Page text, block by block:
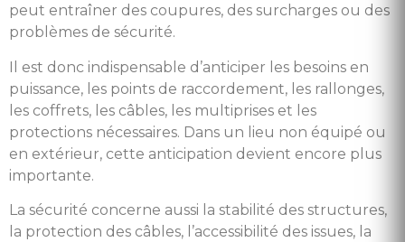
peut entraîner des coupures, des surcharges ou des
problèmes de sécurité.
Il est donc indispensable d’anticiper les besoins en
puissance, les points de raccordement, les rallonges,
les coffrets, les câbles, les multiprises et les
protections nécessaires. Dans un lieu non équipé ou
en extérieur, cette anticipation devient encore plus
importante.
La sécurité concerne aussi la stabilité des structures,
la protection des câbles, l’accessibilité des issues, la